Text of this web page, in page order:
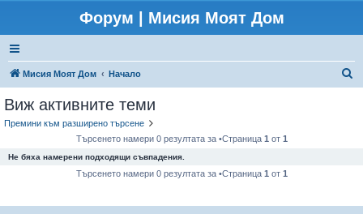
Форум | Мисия Моят Дом
Мисия Моят Дом Начало
Виж активните теми
Премини към разширено търсене
Търсенето намери 0 резултата за •Страница 1 от 1
Не бяха намерени подходящи съвпадения.
Търсенето намери 0 резултата за •Страница 1 от 1